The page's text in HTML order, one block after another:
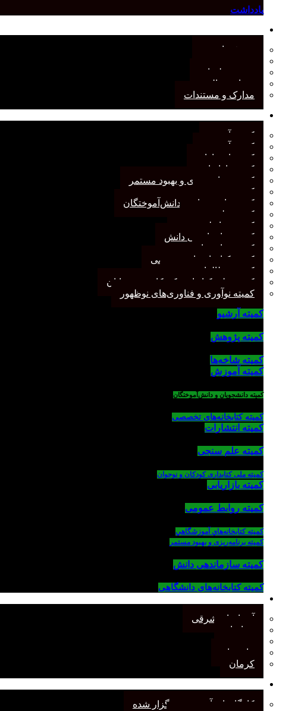
یادداشت
معرفی انجمن
صورت‌جلسات
همیاری مالی
مدارک و مستندات
کمیته آرشیو
کمیته آموزش
کمیته انتشارات
کمیته بازاریابی
کمیته برنامه‌ریزی و بهبود مستمر
کمیته پژوهش
کمیته دانشجویان و دانش‌آموختگان
کمیته علم سنجی
کمیته روابط عمومی
کمیته سازماندهی دانش
کمیته شاخه‌ها
کمیته کتابخانه‌های تخصصی
کمیته مطالعات صنفی
کمیته ملی کتابداری کودکان و نوجوانان
کمیته نوآوری و فناوری‌های نوظهور
کمیته آرشیو
کمیته پژوهش
کمیته شاخه‌ها
کمیته آموزش
کمیته دانشجویان و دانش‌آموختگان
کمیته کتابخانه‌های تخصصی
کمیته انتشارات
کمیته علم سنجی
کمیته ملی کتابداری کودکان و نوجوان
کمیته بازاریابی
کمیته روابط عمومی
كميته كتابخانه‌هاي آموزشگاهي
کمیته برنامه‌ریزی و بهبود مستمر
کمیته سازماندهی دانش
کمیته کتابخانه‌های دانشگاهی
آذربایجان شرقی
خراسان
مازندران
کرمان
کارگاههای آموزشی برگزار شده